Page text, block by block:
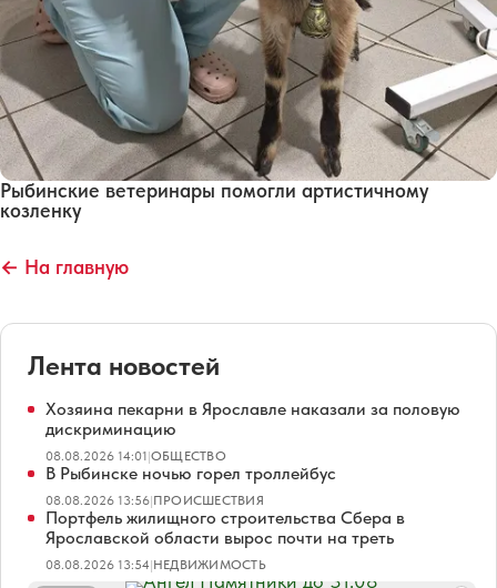
Рыбинские ветеринары помогли артистичному
козленку
← На главную
Лента новостей
Хозяина пекарни в Ярославле наказали за половую
дискриминацию
08.08.2026 14:01|ОБЩЕСТВО
В Рыбинске ночью горел троллейбус
08.08.2026 13:56|ПРОИСШЕСТВИЯ
Портфель жилищного строительства Сбера в
Ярославской области вырос почти на треть
08.08.2026 13:54|НЕДВИЖИМОСТЬ